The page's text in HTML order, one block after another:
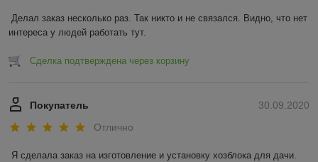
Делал заказ несколько раз. Так никто и не связался. Видно, что нет
интереса у людей работать тут.
Сделка подтверждена через корзину
30.09.2020
Покупатель
Отлично
Я сделала заказ на изготовление и установку хозблока для дачи.